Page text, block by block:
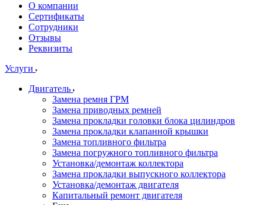
О компании
Сертификаты
Сотрудники
Отзывы
Реквизиты
Услуги
Двигатель
Замена ремня ГРМ
Замена приводных ремней
Замена прокладки головки блока цилиндров
Замена прокладки клапанной крышки
Замена топливного фильтра
Замена погружного топливного фильтра
Установка/демонтаж коллектора
Замена прокладки выпускного коллектора
Установка/демонтаж двигателя
Капитальный ремонт двигателя